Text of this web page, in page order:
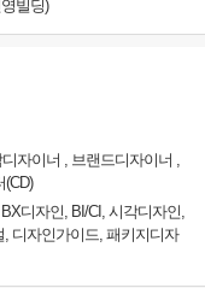
빌딩)
자이너 , 브랜드디자이너 ,
디자인, BI/CI, 시각디자인,
디자인가이드, 패키지디자